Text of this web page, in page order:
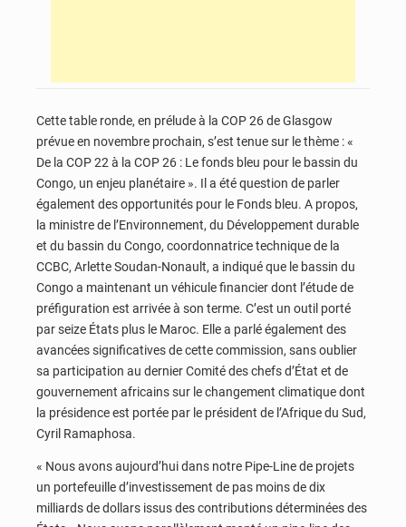
Cette table ronde, en prélude à la COP 26 de Glasgow
prévue en novembre prochain, s’est tenue sur le thème : «
De la COP 22 à la COP 26 : Le fonds bleu pour le bassin du
Congo, un enjeu planétaire ». Il a été question de parler
également des opportunités pour le Fonds bleu. A propos,
la ministre de l’Environnement, du Développement durable
et du bassin du Congo, coordonnatrice technique de la
CCBC, Arlette Soudan-Nonault, a indiqué que le bassin du
Congo a maintenant un véhicule financier dont l’étude de
préfiguration est arrivée à son terme. C’est un outil porté
par seize États plus le Maroc. Elle a parlé également des
avancées significatives de cette commission, sans oublier
sa participation au dernier Comité des chefs d’État et de
gouvernement africains sur le changement climatique dont
la présidence est portée par le président de l’Afrique du Sud,
Cyril Ramaphosa.
« Nous avons aujourd’hui dans notre Pipe-Line de projets
un portefeuille d’investissement de pas moins de dix
milliards de dollars issus des contributions déterminées des